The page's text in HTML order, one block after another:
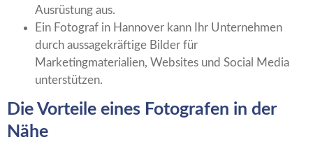
Ausrüstung aus.
Ein Fotograf in Hannover kann Ihr Unternehmen
durch aussagekräftige Bilder für
Marketingmaterialien, Websites und Social Media
unterstützen.
Die Vorteile eines Fotografen in der
Nähe